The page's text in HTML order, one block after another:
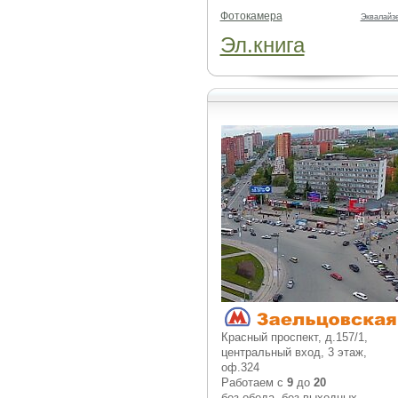
Фотокамера
Эл.книга
Красный проспект, д.157/1,
центральный вход, 3 этаж,
оф.324
Работаем с 9до 20